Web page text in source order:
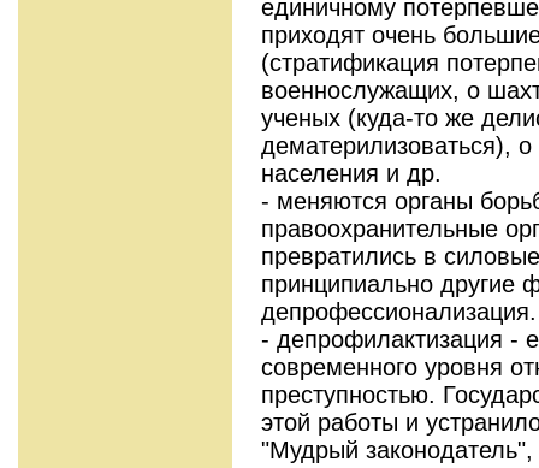
единичному
приходят очень
(стратификация
военнослужащих, о
ученых (куда-то же
дематерилизоваться), о
населения и др.
- меняются органы
правоохранительные
превратились в
принципиально другие
депрофессионализация.
- депрофилактизация -
современного уровня
преступностью.
этой работы и
"Мудрый